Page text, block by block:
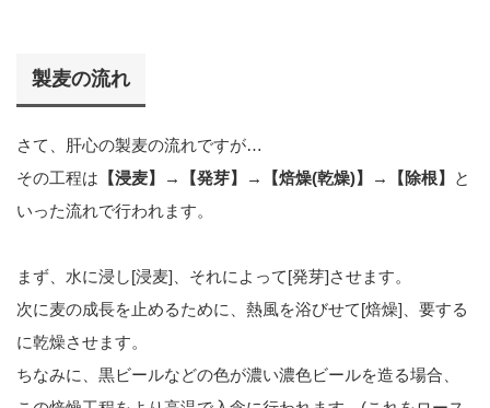
製麦の流れ
さて、肝心の製麦の流れですが…
その工程は 【浸麦】→【発芽】→【焙燥(乾燥)】→【除根】
と
いった流れで行われます。
まず、水に浸し[浸麦]、それによって[発芽]させます。
次に麦の成長を止めるために、熱風を浴びせて[焙燥]、要する
に乾燥させます。
ちなみに、黒ビールなどの色が濃い濃色ビールを造る場合、